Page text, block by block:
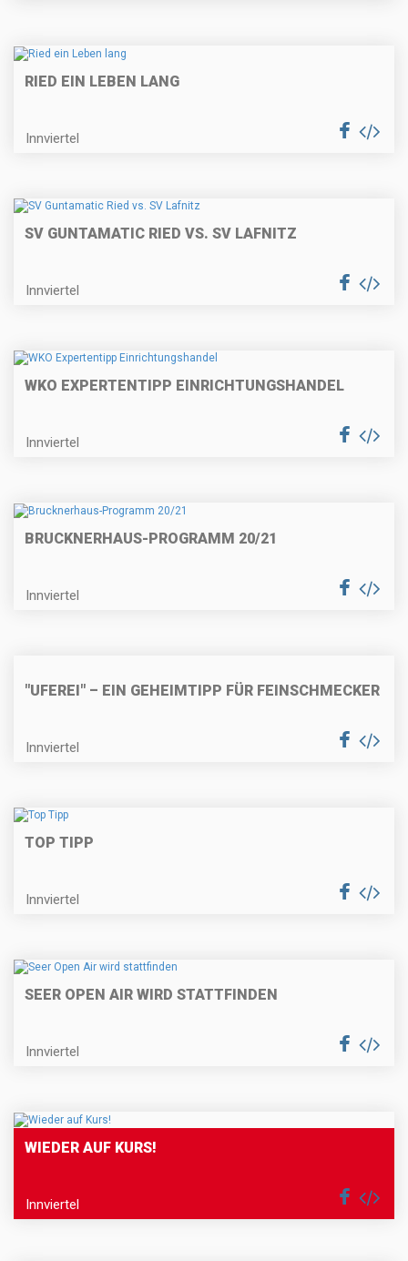
RIED EIN LEBEN LANG
Innviertel
SV GUNTAMATIC RIED VS. SV LAFNITZ
Innviertel
WKO EXPERTENTIPP EINRICHTUNGSHANDEL
Innviertel
BRUCKNERHAUS-PROGRAMM 20/21
Innviertel
"UFEREI" – EIN GEHEIMTIPP FÜR FEINSCHMECKER
Innviertel
TOP TIPP
Innviertel
SEER OPEN AIR WIRD STATTFINDEN
Innviertel
WIEDER AUF KURS!
Innviertel